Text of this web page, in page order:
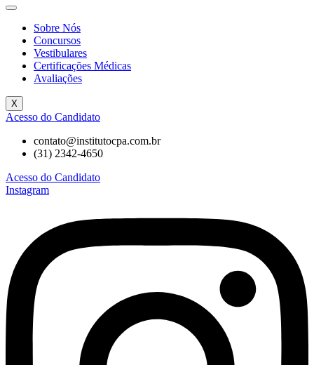
Sobre Nós
Concursos
Vestibulares
Certificações Médicas
Avaliações
X
Acesso do Candidato
contato@institutocpa.com.br
(31) 2342-4650
Acesso do Candidato
Instagram